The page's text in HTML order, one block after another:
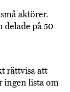
aktörer.
delade på 50
rättvisa att
ingen lista om